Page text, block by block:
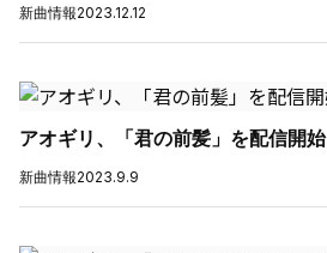
新曲情報2023.12.12
アオギリ、「君の前髪」を配信開始
新曲情報2023.9.9